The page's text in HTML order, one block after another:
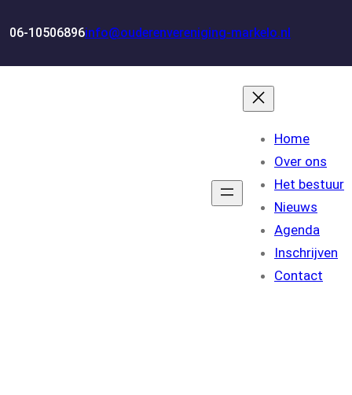
06-10506896info@ouderenvereniging-markelo.nl
Home
Over ons
Het bestuur
Nieuws
Agenda
Inschrijven
Contact